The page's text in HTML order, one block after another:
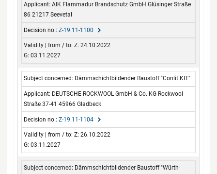
AIK Flammadur Brandschutz GmbH Glüsinger Straße
86 21217 Seevetal
Z-19.11-1100
Z: 24.10.2022
G: 03.11.2027
Dämmschichtbildender Baustoff "Conlit KIT"
DEUTSCHE ROCKWOOL GmbH & Co. KG Rockwool
Straße 37-41 45966 Gladbeck
Z-19.11-1104
Z: 26.10.2022
G: 03.11.2027
Dämmschichtbildender Baustoff "Würth-